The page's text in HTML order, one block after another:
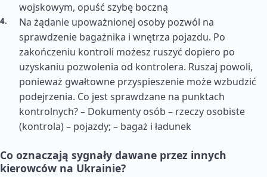
wojskowym, opuść szybę boczną
Na żądanie upoważnionej osoby pozwól na
sprawdzenie bagażnika i wnętrza pojazdu. Po
zakończeniu kontroli możesz ruszyć dopiero po
uzyskaniu pozwolenia od kontrolera. Ruszaj powoli,
ponieważ gwałtowne przyspieszenie może wzbudzić
podejrzenia. Co jest sprawdzane na punktach
kontrolnych? – Dokumenty osób – rzeczy osobiste
(kontrola) – pojazdy; – bagaż i ładunek
Co oznaczają sygnały dawane przez innych
kierowców na Ukrainie?